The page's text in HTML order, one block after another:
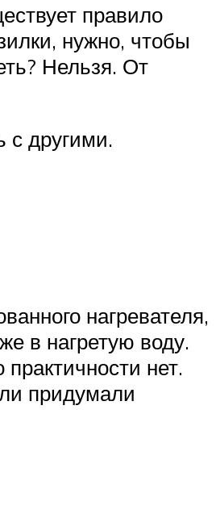
правило
нужно, чтобы
Нельзя. От
с другими.
нагревателя,
в нагретую воду.
нет.
придумали